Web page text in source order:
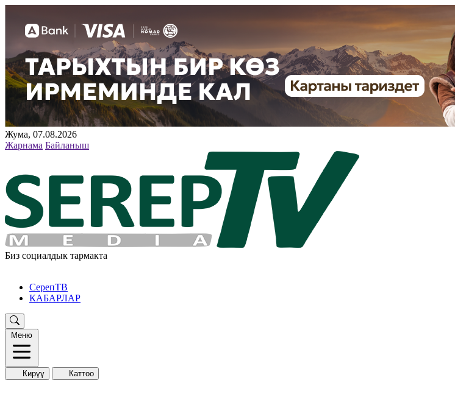
Жума, 07.08.2026
Жарнама Байланыш
Биз социалдык тармакта
СерепТВ
КАБАРЛАР
Меню
Кирүү Каттоо